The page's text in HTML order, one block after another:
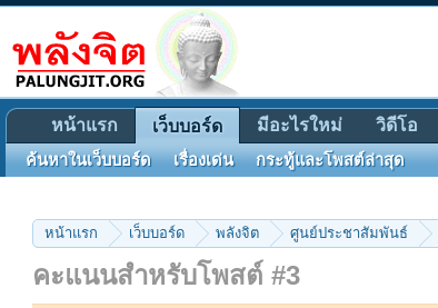
หน้าแรก เว็บบอร์ด พลังจิต ศูนย์ประชาสัมพันธ์
คะแนนสำหรับโพสต์ #3
หน้าแรก เว็บบอร์ด
ค้นหาในเว็บบอร์ด เรื่องเด่น กระทู้และโพสต์ล่าสุด
มีอะไรใหม่ วิดีโอ